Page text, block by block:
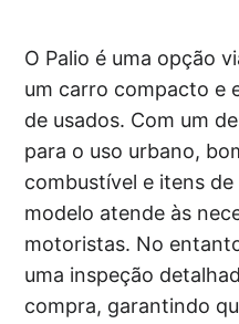
O Palio é uma opção
um carro compacto e
de usados. Com um
para o uso urbano,
combustível e itens
modelo atende às
motoristas. No
uma inspeção
compra, garantindo